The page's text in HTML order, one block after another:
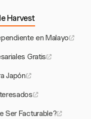
Harvest
en Malayo
Gratis
Japón
Ser Facturable?